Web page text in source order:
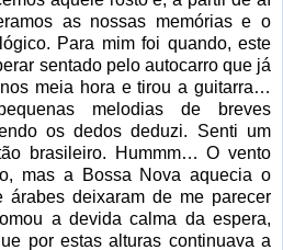
as nossas memórias e o
Para mim foi quando, este
sentado pelo autocarro que já
meia hora e tirou a guitarra…
melodias de breves
os dedos deduzi. Senti um
brasileiro. Hummm… O vento
mas a Bossa Nova aquecia o
árabes deixaram de me parecer
a devida calma da espera,
por estas alturas continuava a